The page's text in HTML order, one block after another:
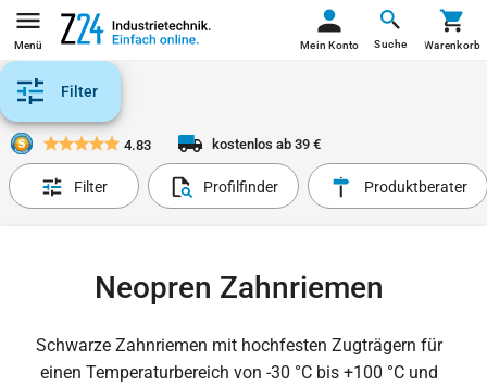
Menü Suche
Mein Konto Warenkorb
Filter
4.83 kostenlos ab 39 €
Filter Profilfinder Produktberater
Neopren Zahnriemen
Schwarze Zahnriemen mit hochfesten Zugträgern für
einen Temperaturbereich von -30 °C bis +100 °C und